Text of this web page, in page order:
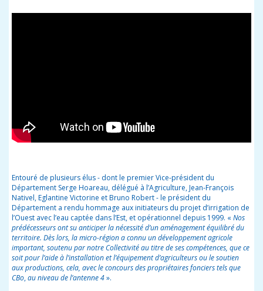
Entouré de plusieurs élus - dont le premier Vice-président du
Département Serge Hoareau, délégué à l’Agriculture, Jean-François
Nativel, Eglantine Victorine et Bruno Robert - le président du
Département a rendu hommage aux initiateurs du projet d’irrigation de
l’Ouest avec l’eau captée dans l’Est, et opérationnel depuis 1999. « Nos
prédécesseurs ont su anticiper la nécessité d’un aménagement équilibré du
territoire. Dès lors, la micro-région a connu un développement agricole
important, soutenu par notre Collectivité au titre de ses compétences, que ce
soit pour l’aide à l’installation et l’équipement d’agriculteurs ou le soutien
aux productions, cela, avec le concours des propriétaires fonciers tels que
CBo,au niveaude l’antenne 4».